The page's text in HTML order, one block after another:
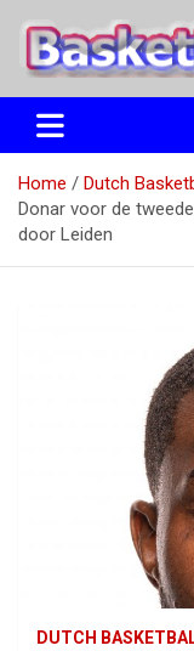
naar
Etten
Home
Dutch
Donar voor de
door Leiden
DUTCH